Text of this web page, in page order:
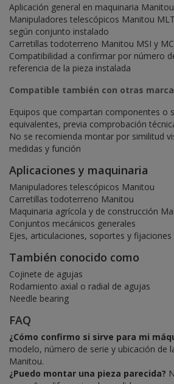
Aplicación general en maquinaria
Manipuladores telescópicos Manitou
según conjunto instalado
Carretillas todoterreno Manitou MSI y
Compatibilidad a confirmar por número
referencia de la pieza instalada
Compatible también con otras
Equipos que compartan componentes o
equivalentes, previa comprobación
No se recomienda montar por similitud
medidas y función
Aplicaciones y maquinaria
Manipuladores telescópicos Manitou
Carretillas todoterreno Manitou
Maquinaria agrícola y de construcción
Conjuntos mecánicos generales
Ejes, articulaciones, soportes y fijaciones
También conocido como
Cojinete de agujas
Rodamiento axial o radial de agujas
Needle bearing
FAQ
¿Cómo confirmo si sirve para mi
modelo, número de serie y ubicación de
Manitou.
¿Puedo montar una pieza parecida?